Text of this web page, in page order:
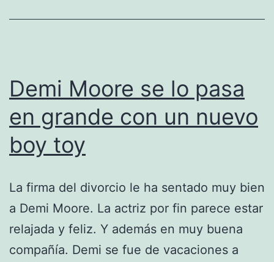
Demi Moore se lo pasa
en grande con un nuevo
boy toy
La firma del divorcio le ha sentado muy bien
a Demi Moore. La actriz por fin parece estar
relajada y feliz. Y además en muy buena
compañía. Demi se fue de vacaciones a